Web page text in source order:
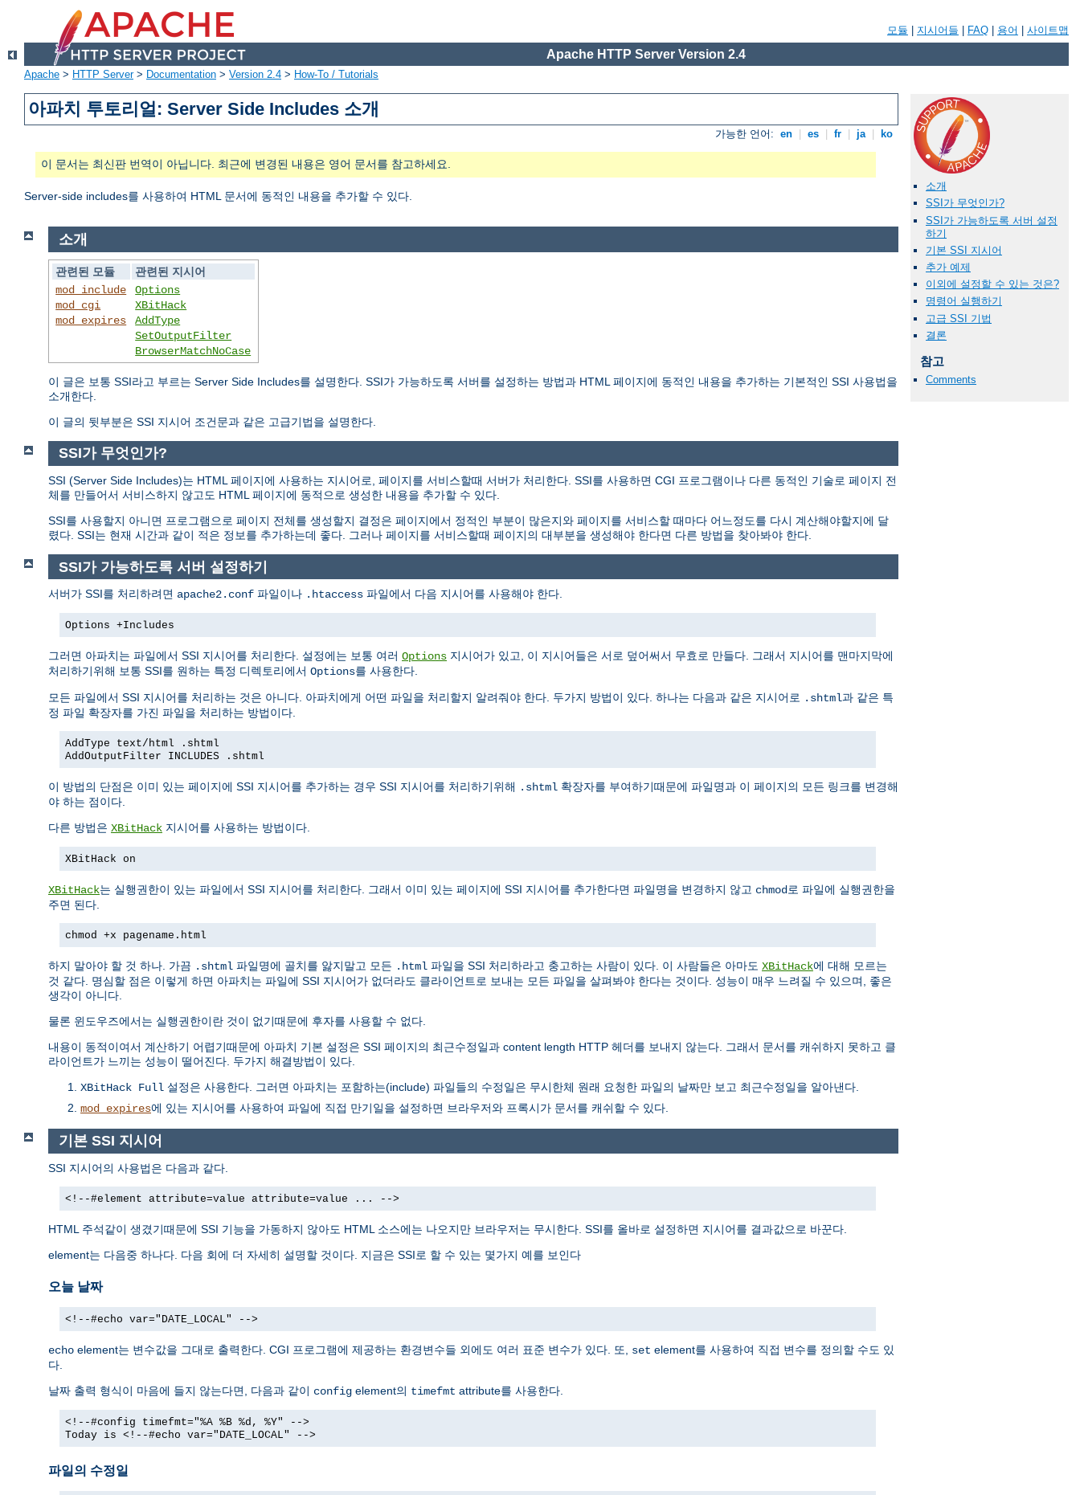
모듈 지시어들 FAQ 용어 사이트맵
Apache HTTP Server Version 2.4
Apache > HTTP Server> Documentation > Version 2.4 > How-To / Tutorials
아파치 투토리얼: Server Side Includes 소개
가능한 언어: en es fr ja ko
이 문서는 최신판 번역이 아닙니다. 최근에 변경된 내용은 영어 문서를 참고하세요.
Server-side includes를 사용하여 HTML 문서에 동적인 내용을 추가할 수 있다.
소개
SSI가 무엇인가?
SSI가 가능하도록 서버 설정
하기
기본 SSI 지시어
추가 예제
이외에 설정할 수 있는 것은?
명령어 실행하기
고급 SSI 기법
결론
참고
Comments
소개
관련된 모듈
관련된 지시어
mod_include
mod_cgi
mod_expires
Options
XBitHack
AddType
SetOutputFilter
BrowserMatchNoCase
이 글은 보통 SSI라고 부르는 Server Side Includes를 설명한다. SSI가 가능하도록 서버를 설정하는 방법과 HTML 페이지에 동적인 내용을 추가하는 기본적인 SSI 사용법을
소개한다.
이 글의 뒷부분은 SSI 지시어 조건문과 같은 고급기법을 설명한다.
SSI가 무엇인가?
SSI (Server Side Includes)는 HTML 페이지에 사용하는 지시어로, 페이지를 서비스할때 서버가 처리한다. SSI를 사용하면 CGI 프로그램이나 다른 동적인 기술로 페이지 전
체를 만들어서 서비스하지 않고도 HTML 페이지에 동적으로 생성한 내용을 추가할 수 있다.
SSI를 사용할지 아니면 프로그램으로 페이지 전체를 생성할지 결정은 페이지에서 정적인 부분이 많은지와 페이지를 서비스할 때마다 어느정도를 다시 계산해야할지에 달
렸다. SSI는 현재 시간과 같이 적은 정보를 추가하는데 좋다. 그러나 페이지를 서비스할때 페이지의 대부분을 생성해야 한다면 다른 방법을 찾아봐야 한다.
SSI가 가능하도록 서버 설정하기
서버가 SSI를 처리하려면 apache2.conf 파일이나 .htaccess 파일에서 다음 지시어를 사용해야 한다.
Options +Includes
그러면 아파치는 파일에서 SSI 지시어를 처리한다. 설정에는 보통 여러 Options 지시어가 있고, 이 지시어들은 서로 덮어써서 무효로 만들다. 그래서 지시어를 맨마지막에
처리하기위해 보통 SSI를 원하는 특정 디렉토리에서 Options를 사용한다.
모든 파일에서 SSI 지시어를 처리하는 것은 아니다. 아파치에게 어떤 파일을 처리할지 알려줘야 한다. 두가지 방법이 있다. 하나는 다음과 같은 지시어로 .shtml과 같은 특
정 파일 확장자를 가진 파일을 처리하는 방법이다.
AddType text/html .shtml
AddOutputFilter INCLUDES .shtml
이 방법의 단점은 이미 있는 페이지에 SSI 지시어를 추가하는 경우 SSI 지시어를 처리하기위해 .shtml 확장자를 부여하기때문에 파일명과 이 페이지의 모든 링크를 변경해
야 하는 점이다.
다른 방법은 XBitHack 지시어를 사용하는 방법이다.
XBitHack on
XBitHack는 실행권한이 있는 파일에서 SSI 지시어를 처리한다. 그래서 이미 있는 페이지에 SSI 지시어를 추가한다면 파일명을 변경하지 않고 chmod로 파일에 실행권한을
주면 된다.
chmod +x pagename.html
하지 말아야 할 것 하나. 가끔 .shtml 파일명에 골치를 앓지말고 모든 .html 파일을 SSI 처리하라고 충고하는 사람이 있다. 이 사람들은 아마도 XBitHack에 대해 모르는
것 같다. 명심할 점은 이렇게 하면 아파치는 파일에 SSI 지시어가 없더라도 클라이언트로 보내는 모든 파일을 살펴봐야 한다는 것이다. 성능이 매우 느려질 수 있으며, 좋은
생각이 아니다.
물론 윈도우즈에서는 실행권한이란 것이 없기때문에 후자를 사용할 수 없다.
내용이 동적이여서 계산하기 어렵기때문에 아파치 기본 설정은 SSI 페이지의 최근수정일과 content length HTTP 헤더를 보내지 않는다. 그래서 문서를 캐쉬하지 못하고 클
라이언트가 느끼는 성능이 떨어진다. 두가지 해결방법이 있다.
XBitHack Full 설정은 사용한다. 그러면 아파치는 포함하는(include) 파일들의 수정일은 무시한체 원래 요청한 파일의 날짜만 보고 최근수정일을 알아낸다.
mod_expires에 있는 지시어를 사용하여 파일에 직접 만기일을 설정하면 브라우저와 프록시가 문서를 캐쉬할 수 있다.
기본 SSI 지시어
SSI 지시어의 사용법은 다음과 같다.
<!--#element attribute=value attribute=value ... -->
HTML 주석같이 생겼기때문에 SSI 기능을 가동하지 않아도 HTML 소스에는 나오지만 브라우저는 무시한다. SSI를 올바로 설정하면 지시어를 결과값으로 바꾼다.
element는 다음중 하나다. 다음 회에 더 자세히 설명할 것이다. 지금은 SSI로 할 수 있는 몇가지 예를 보인다
오늘 날짜
<!--#echo var="DATE_LOCAL" -->
echo element는 변수값을 그대로 출력한다. CGI 프로그램에 제공하는 환경변수들 외에도 여러 표준 변수가 있다. 또, set element를 사용하여 직접 변수를 정의할 수도 있
다.
날짜 출력 형식이 마음에 들지 않는다면, 다음과 같이 config element의 timefmt attribute를 사용한다.
<!--#config timefmt="%A %B %d, %Y" -->
Today is <!--#echo var="DATE_LOCAL" -->
파일의 수정일